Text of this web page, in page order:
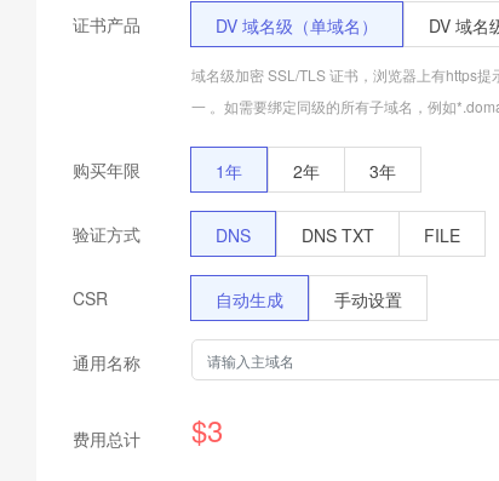
证书产品 DV 域名级（单域名） DV 域名
域名级加密 SSL/TLS 证书，浏览器上有https
一 。如需要绑定同级的所有子域名，例如
购买年限 1年 2年 3年
验证方式 DNS DNS TXT FILE
CSR 自动生成 手动设置
通用名称
费用总计 $3